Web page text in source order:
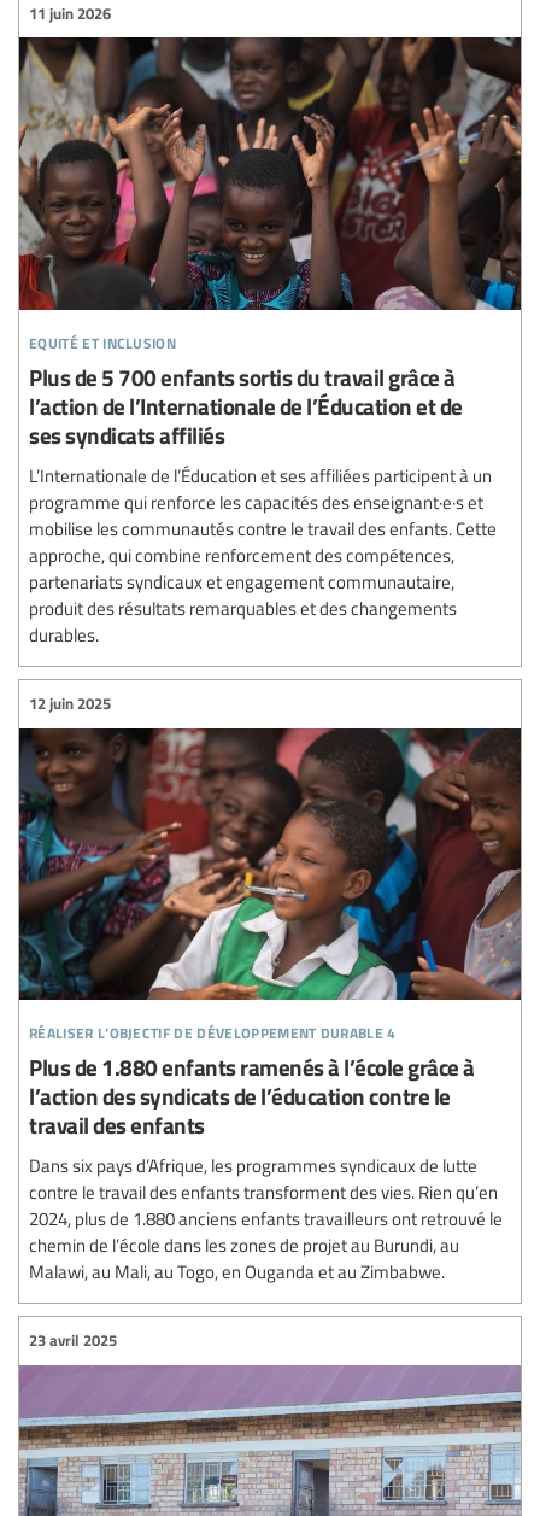
equité et inclusion
11 juin 2026
Plus de 5 700 enfants sortis du travail grâce à
l’action de l’Internationale de l’Éducation et de
ses syndicats affiliés
L’Internationale de l’Éducation et ses affiliées participent à un
programme qui renforce les capacités des enseignant·e·s et
mobilise les communautés contre le travail des enfants. Cette
approche, qui combine renforcement des compétences,
partenariats syndicaux et engagement communautaire,
produit des résultats remarquables et des changements
durables.
réaliser l’objectif de développement durable 4
12 juin 2025
Plus de 1.880 enfants ramenés à l’école grâce à
l’action des syndicats de l’éducation contre le
travail des enfants
Dans six pays d’Afrique, les programmes syndicaux de lutte
contre le travail des enfants transforment des vies. Rien qu’en
2024, plus de 1.880 anciens enfants travailleurs ont retrouvé le
chemin de l’école dans les zones de projet au Burundi, au
Malawi, au Mali, au Togo, en Ouganda et au Zimbabwe.
23 avril 2025